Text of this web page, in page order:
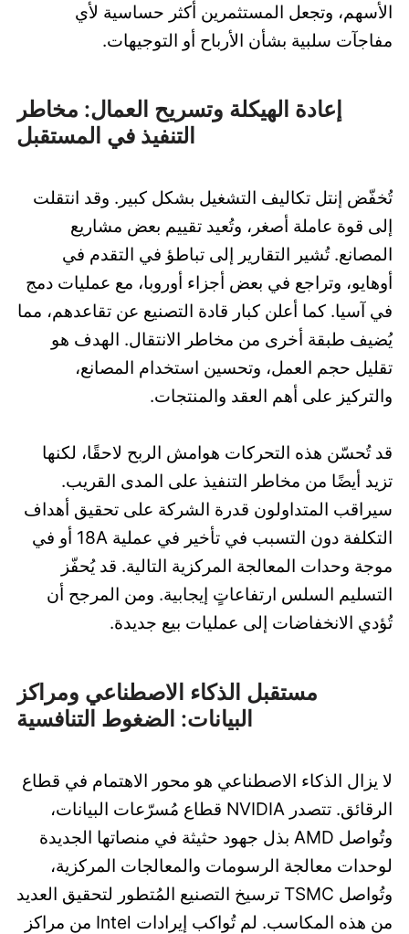
الأسهم، وتجعل المستثمرين أكثر حساسية لأي
مفاجآت سلبية بشأن الأرباح أو التوجيهات.
إعادة الهيكلة وتسريح العمال: مخاطر
التنفيذ في المستقبل
تُخفّض إنتل تكاليف التشغيل بشكل كبير. وقد انتقلت
إلى قوة عاملة أصغر، وتُعيد تقييم بعض مشاريع
المصانع. تُشير التقارير إلى تباطؤ في التقدم في
أوهايو، وتراجع في بعض أجزاء أوروبا، مع عمليات دمج
في آسيا. كما أعلن كبار قادة التصنيع عن تقاعدهم، مما
يُضيف طبقة أخرى من مخاطر الانتقال. الهدف هو
تقليل حجم العمل، وتحسين استخدام المصانع،
والتركيز على أهم العقد والمنتجات.
قد تُحسّن هذه التحركات هوامش الربح لاحقًا، لكنها
تزيد أيضًا من مخاطر التنفيذ على المدى القريب.
سيراقب المتداولون قدرة الشركة على تحقيق أهداف
التكلفة دون التسبب في تأخير في عملية 18A أو في
موجة وحدات المعالجة المركزية التالية. قد يُحفّز
التسليم السلس ارتفاعاتٍ إيجابية. ومن المرجح أن
تُؤدي الانخفاضات إلى عمليات بيع جديدة.
مستقبل الذكاء الاصطناعي ومراكز
البيانات: الضغوط التنافسية
لا يزال الذكاء الاصطناعي هو محور الاهتمام في قطاع
الرقائق. تتصدر NVIDIA قطاع مُسرّعات البيانات،
وتُواصل AMD بذل جهود حثيثة في منصاتها الجديدة
لوحدات معالجة الرسومات والمعالجات المركزية،
وتُواصل TSMC ترسيخ التصنيع المُتطور لتحقيق العديد
من هذه المكاسب. لم تُواكب إيرادات Intel من مراكز